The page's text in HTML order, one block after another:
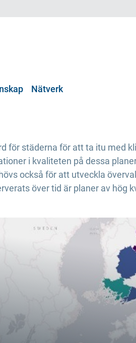
Nätverk
för städerna för att ta itu med
i kvaliteten på dessa
också för att utveckla
över tid är planer av hög